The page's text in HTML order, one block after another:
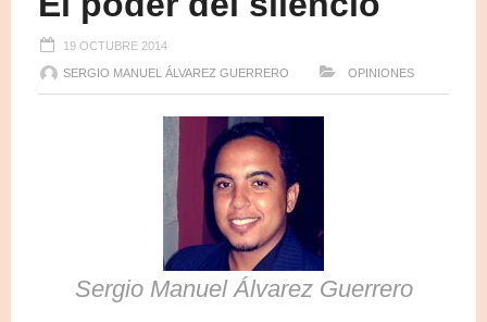
19 OCTUBRE 2014
SERGIO MANUEL ÁLVAREZ GUERRERO OPINIONES
Sergio Manuel Álvarez Guerrero